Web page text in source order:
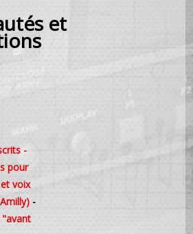
et
-
pour
voix
-
"avant